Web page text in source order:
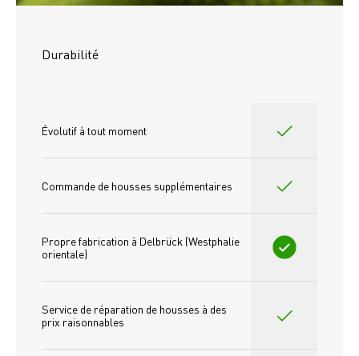
Durabilité
Évolutif à tout moment
Commande de housses supplémentaires
Propre fabrication à Delbrück (Westphalie
orientale)
Service de réparation de housses à des
prix raisonnables